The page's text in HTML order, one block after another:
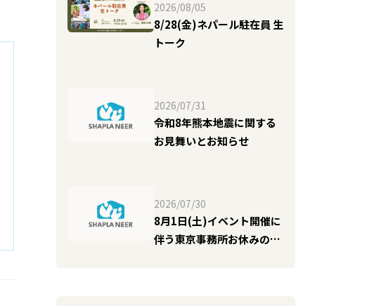
2026/08/05
8/28(金)ネパール駐在員 生
トーク
2026/07/31
令和8年熊本地震に関する
お見舞いとお知らせ
2026/07/30
8月1日(土)イベント開催に
伴う東京事務所お休みのお